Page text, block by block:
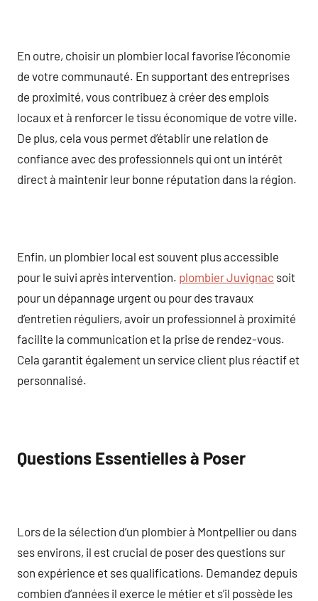
En outre, choisir un plombier local favorise l’économie
de votre communauté. En supportant des entreprises
de proximité, vous contribuez à créer des emplois
locaux et à renforcer le tissu économique de votre ville.
De plus, cela vous permet d’établir une relation de
confiance avec des professionnels qui ont un intérêt
direct à maintenir leur bonne réputation dans la région.
Enfin, un plombier local est souvent plus accessible
pour le suivi après intervention. plombier Juvignac soit
pour un dépannage urgent ou pour des travaux
d’entretien réguliers, avoir un professionnel à proximité
facilite la communication et la prise de rendez-vous.
Cela garantit également un service client plus réactif et
personnalisé.
Questions Essentielles à Poser
Lors de la sélection d’un plombier à Montpellier ou dans
ses environs, il est crucial de poser des questions sur
son expérience et ses qualifications. Demandez depuis
combien d’années il exerce le métier et s’il possède les